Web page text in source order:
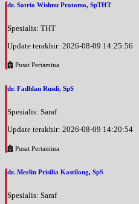
dr. Satrio Wishnu Pratomo, SpTHT
Spesialis: THT
Update terakhir: 2026-08-09 14:25:56
Pusat Pertamina
dr. Fadhlan Rusdi, SpS
Spesialis: Saraf
Update terakhir: 2026-08-09 14:20:54
Pusat Pertamina
dr. Merlin Prisilia Kastilong, SpS
Spesialis: Saraf